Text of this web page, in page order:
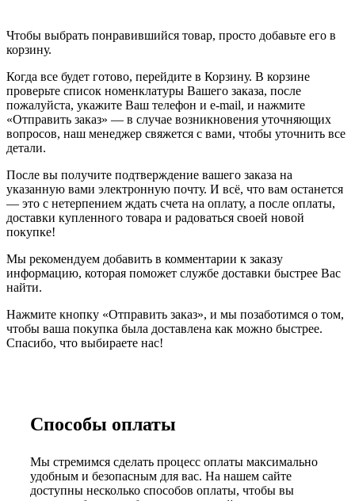
Чтобы выбрать понравившийся товар, просто добавьте его в
корзину.
Когда все будет готово, перейдите в Корзину. В корзине
проверьте список номенклатуры Вашего заказа, после
пожалуйста, укажите Ваш телефон и e-mail, и нажмите
«Отправить заказ» — в случае возникновения уточняющих
вопросов, наш менеджер свяжется с вами, чтобы уточнить все
детали.
После вы получите подтверждение вашего заказа на
указанную вами электронную почту. И всё, что вам останется
— это с нетерпением ждать счета на оплату, а после оплаты,
доставки купленного товара и радоваться своей новой
покупке!
Мы рекомендуем добавить в комментарии к заказу
информацию, которая поможет службе доставки быстрее Вас
найти.
Нажмите кнопку «Отправить заказ», и мы позаботимся о том,
чтобы ваша покупка была доставлена как можно быстрее.
Спасибо, что выбираете нас!
Способы оплаты
Мы стремимся сделать процесс оплаты максимально
удобным и безопасным для вас. На нашем сайте
доступны несколько способов оплаты, чтобы вы